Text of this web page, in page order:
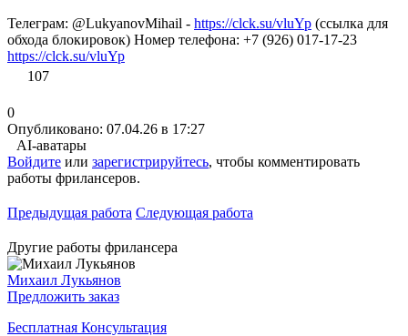
Телеграм: @LukyanovMihail - https://clck.su/vluYp (ссылка для
обхода блокировок) Номер телефона: +7 (926) 017-17-23
https://clck.su/vluYp
107
0
Опубликовано: 07.04.26 в 17:27
AI-аватары
Войдите или зарегистрируйтесь, чтобы комментировать
работы фрилансеров.
Предыдущая работа Следующая работа
Другие работы фрилансера
Михаил Лукьянов
Предложить заказ
Бесплатная Консультация